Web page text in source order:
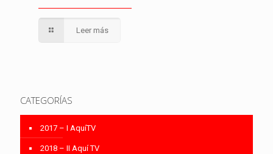
Leer más
CATEGORÍAS
2017 – I AquíTV
2018 – II Aquí TV